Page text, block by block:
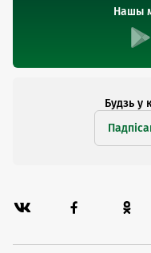
Нашы
Будзь у